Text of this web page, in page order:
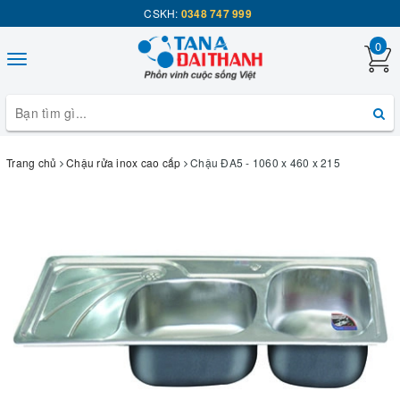
CSKH: 0348 747 999
Toggle
0
Trang chủ Chậu rửa inox cao cấp Chậu ĐA5 - 1060 x 460 x 215